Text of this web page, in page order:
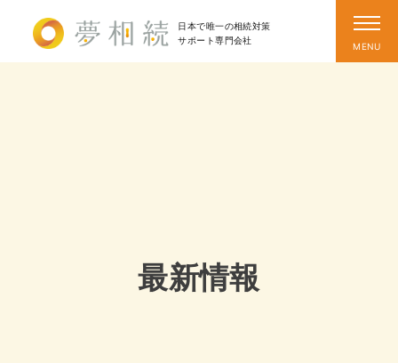
日本で唯一の相続対策
サポート専門会社
最新情報